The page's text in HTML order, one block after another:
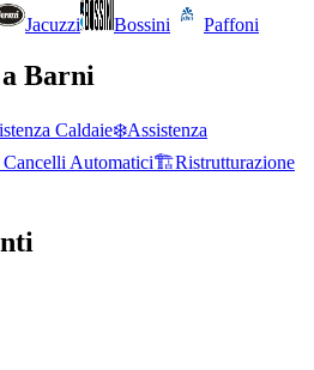
Jacuzzi Bossini Paffoni
Barni
Caldaie❄️Assistenza
Cancelli Automatici🏗️Ristrutturazione